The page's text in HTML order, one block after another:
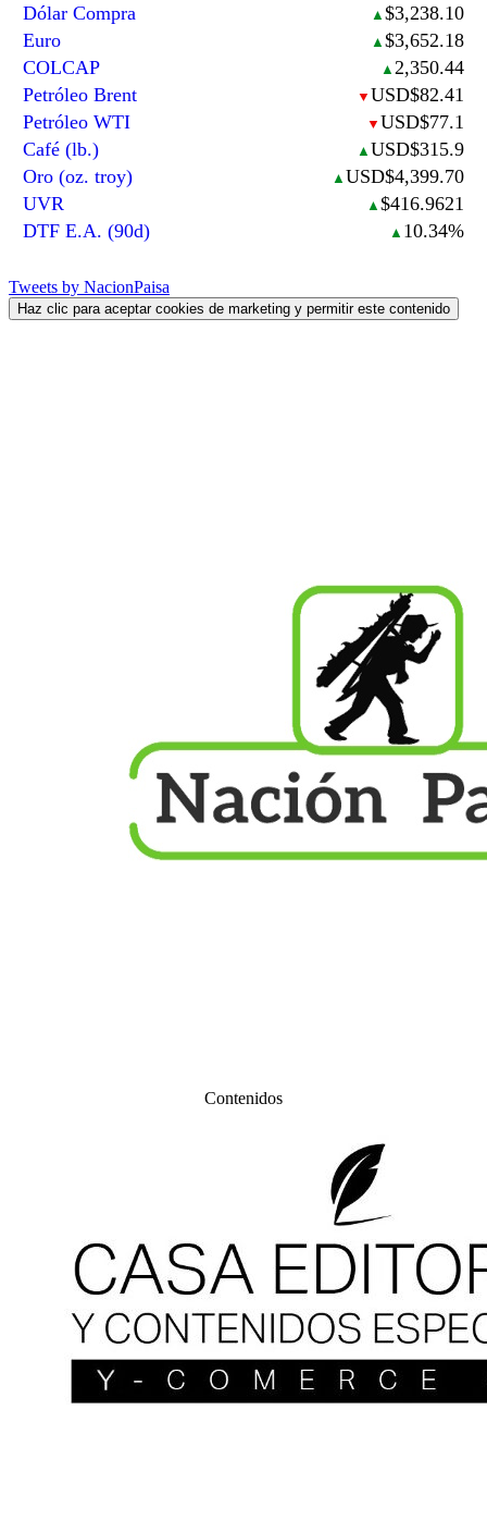
Dólar Compra
▲ $3,238.10
Euro
▲ $3,652.18
COLCAP
▲ 2,350.44
Petróleo Brent
▼ USD$82.41
Petróleo WTI
▼ USD$77.1
Café (lb.)
▲ USD$315.9
Oro (oz. troy)
▲ USD$4,399.70
UVR
▲ $416.9621
DTF E.A. (90d)
▲ 10.34%
Tweets by NacionPaisa
Haz clic para aceptar cookies de marketing y permitir este contenido
Contenidos